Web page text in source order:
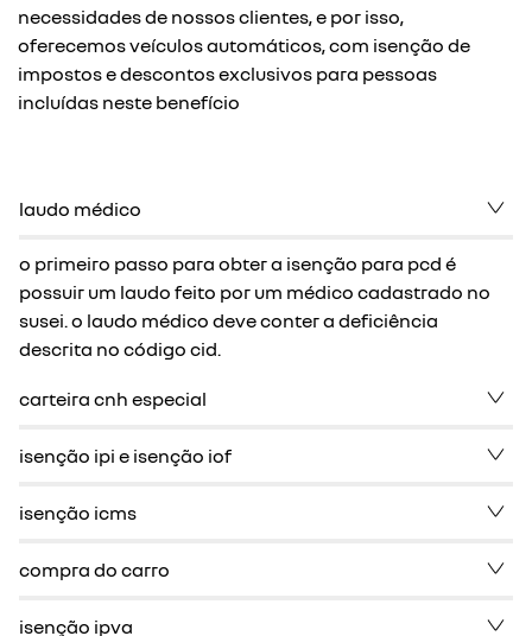
necessidades de nossos clientes, e por isso,
oferecemos veículos automáticos, com isenção de
impostos e descontos exclusivos para pessoas
incluídas neste benefício
laudo médico
o primeiro passo para obter a isenção para pcd é
possuir um laudo feito por um médico cadastrado no
susei. o laudo médico deve conter a deficiência
descrita no código cid.
carteira cnh especial
isenção ipi e isenção iof
isenção icms
compra do carro
isenção ipva